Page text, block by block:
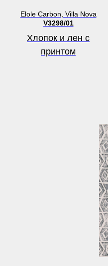
Elole Carbon, Villa Nova
V3298/01
Хлопок и лен с
принтом